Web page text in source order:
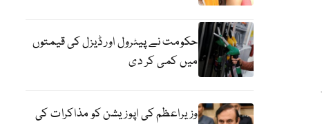
حکومت نے پیٹرول اور ڈیزل کی قیمتوں
میں کمی کر دی
وزیراعظم کی اپوزیشن کو مذاکرات کی